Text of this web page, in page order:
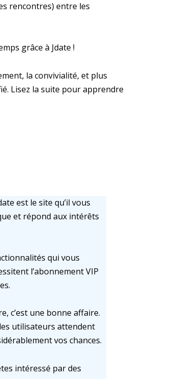
rencontres) entre les
grâce à Jdate !
la convivialité, et plus
Lisez la suite pour apprendre
est le site qu’il vous
et répond aux intérêts
qui vous
l’abonnement VIP
c’est une bonne affaire.
utilisateurs attendent
vos chances.
intéressé par des